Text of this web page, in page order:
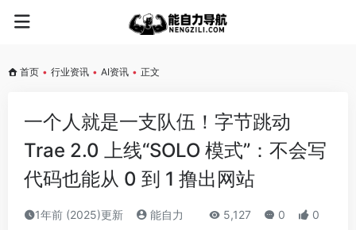
首页 • 行业资讯 • AI资讯 • 正文
一个人就是一支队伍！字节跳动
Trae 2.0 上线“SOLO 模式”：不会写
代码也能从 0 到 1 撸出网站
1年前 (2025)更新 能自力 5,127 0 0